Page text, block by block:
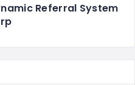
Referral System